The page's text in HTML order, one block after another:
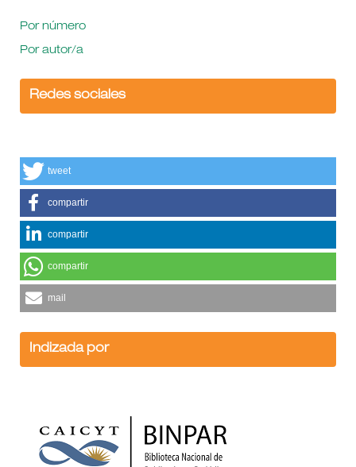
Por número
Por autor/a
Redes sociales
tweet
compartir
compartir
compartir
mail
Indizada por